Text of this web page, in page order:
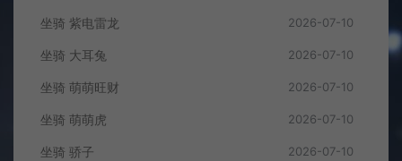
坐骑 紫电雷龙 2026-07-10
坐骑 大耳兔 2026-07-10
坐骑 萌萌旺财 2026-07-10
坐骑 萌萌虎 2026-07-10
坐骑 骄子 2026-07-10